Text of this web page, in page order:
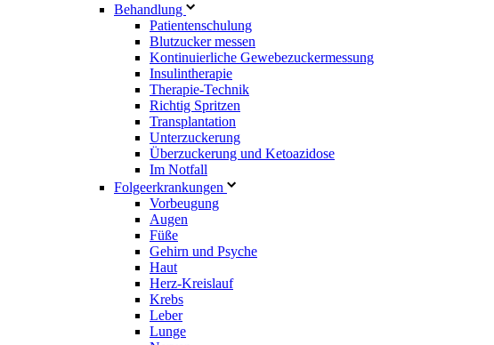
Behandlung
Patientenschulung
Blutzucker messen
Kontinuierliche Gewebezuckermessung
Insulintherapie
Therapie-Technik
Richtig Spritzen
Transplantation
Unterzuckerung
Überzuckerung und Ketoazidose
Im Notfall
Folgeerkrankungen
Vorbeugung
Augen
Füße
Gehirn und Psyche
Haut
Herz-Kreislauf
Krebs
Leber
Lunge